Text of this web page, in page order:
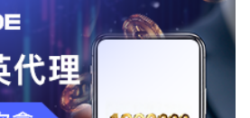
TMGM官网交易资讯了解，周三亚洲交易
时段,油价暴跌逾6%,布伦特原油跌破每桶
100美元